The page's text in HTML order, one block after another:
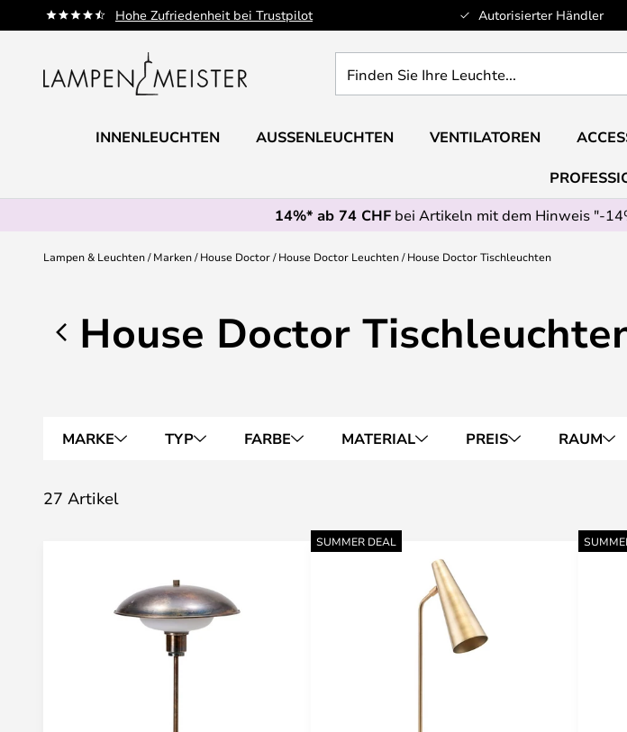
Hohe Zufriedenheit bei Trustpilot Autorisierter Händler
Zum
Inhalt
Sie
Leuchte...
INNENLEUCHTEN AUSSENLEUCHTEN VENTILATOREN
14%* ab 74 CHF bei Artikeln mit dem Hinweis "-
Lampen & Leuchten Marken House Doctor House Doctor Leuchten House Doctor Tischleuchten
House Doctor
MARKE TYP FARBE MATERIAL PREIS RAUM
27 Artikel
SUMMER DEAL